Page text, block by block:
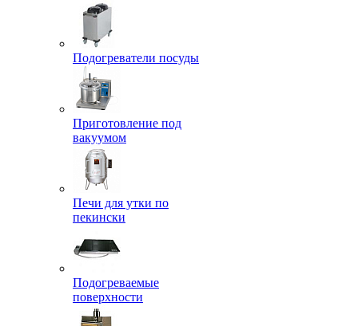
Подогреватели посуды
Приготовление под
вакуумом
Печи для утки по
пекински
Подогреваемые
поверхности